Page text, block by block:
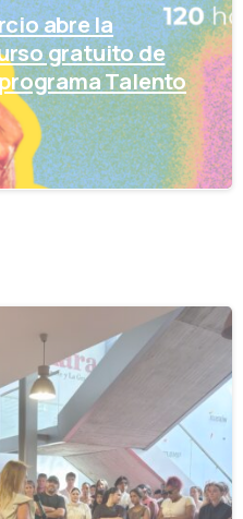
abre la
gratuito de
Talento